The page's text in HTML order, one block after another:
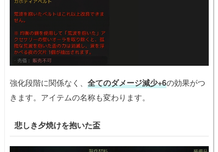
強化段階に関係なく、 全てのダメージ減少+6の効果がつ
きます。アイテムの名称も変わります。
悲しき夕焼けを抱いた盃